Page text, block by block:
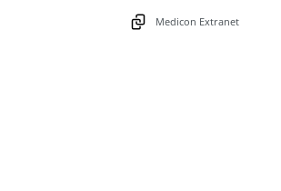
Medicon Extranet